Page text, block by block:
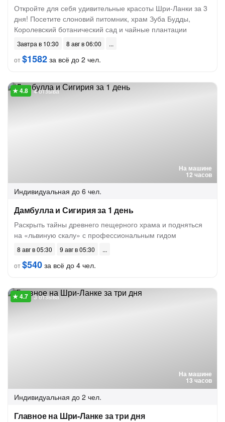
Откройте для себя удивительные красоты Шри-Ланки за 3
дня! Посетите слоновий питомник, храм Зуба Будды,
Королевский ботанический сад и чайные плантации
Завтра в 10:30
8 авг в 06:00
от$1582 за всё до 2 чел.
На машине
12 часов
4 отзыва
Индивидуальная до 6 чел.
Дамбулла и Сигирия за 1 день
Раскрыть тайны древнего пещерного храма и подняться
на «львиную скалу» с профессиональным гидом
8 авг в 05:30
9 авг в 05:30
от$540 за всё до 4 чел.
На машине
13 часов
3 отзыва
Индивидуальная до 2 чел.
Главное на Шри-Ланке за три дня